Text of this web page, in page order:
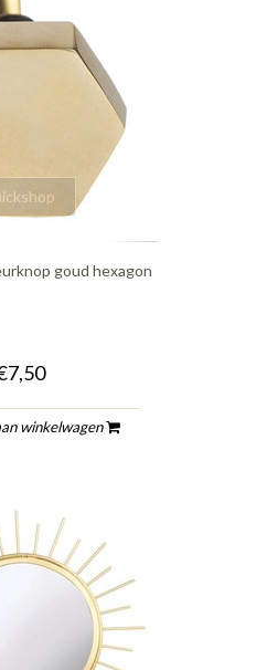
goud hexagon
winkelwagen